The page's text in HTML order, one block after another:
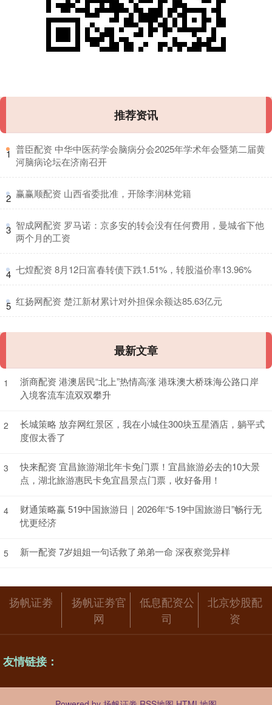
推荐资讯
1 ​普臣配资 中华中医药学会脑病分会2025年学术年会暨第二届黄
河脑病论坛在济南召开
2 ​赢赢顺配资 山西省委批准，开除李润林党籍
3 ​智成网配资 罗马诺：京多安的转会没有任何费用，曼城省下他
两个月的工资
4 ​七煌配资 8月12日富春转债下跌1.51%，转股溢价率13.96%
5 ​红扬网配资 楚江新材累计对外担保余额达85.63亿元
最新文章
1
浙商配资 港澳居民“北上”热情高涨 港珠澳大桥珠海公路口岸
入境客流车流双双攀升
2
长城策略 放弃网红景区，我在小城住300块五星酒店，躺平式
度假太香了
3
快来配资 宜昌旅游湖北年卡免门票！宜昌旅游必去的10大景
点，湖北旅游惠民卡免宜昌景点门票，收好备用！
4
财通策略嬴 519中国旅游日｜2026年“5·19中国旅游日”畅行无
忧更经济
5 新一配资 7岁姐姐一句话救了弟弟一命 深夜察觉异样
扬帆证劵
扬帆证劵官
网
低息配资公
司
北京炒股配
资
友情链接：